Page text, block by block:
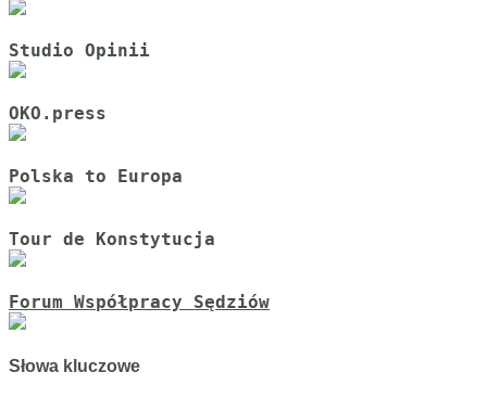
Studio Opinii
OKO.press
Polska to Europa
Tour de Konstytucja
Forum Współpracy Sędziów
Słowa kluczowe